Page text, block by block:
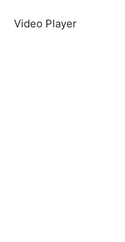
Video Player